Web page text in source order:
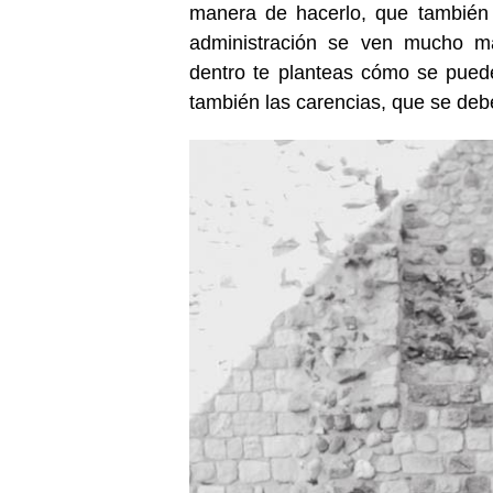
manera de hacerlo, que
administración se ven mucho
dentro te planteas cómo se
también las carencias, que se